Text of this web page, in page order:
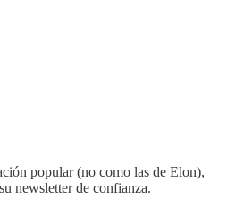
popular (no como las de Elon),
newsletter de confianza.